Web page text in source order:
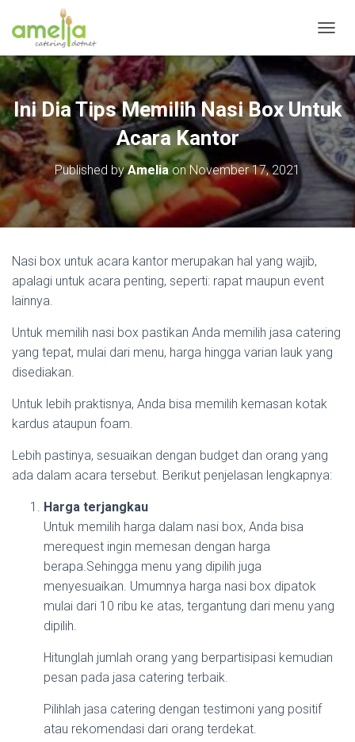
O
G
G
L
E
N
A
V
I
T
Ini Dia Tips Memilih Nasi Box Untuk
Acara Kantor
Published byAmelia onNovember 17, 2021
Nasi box untuk acara kantor merupakan hal yang wajib,
apalagi untuk acara penting, seperti: rapat maupun event
lainnya.
Untuk memilih nasi box pastikan Anda memilih jasa catering
yang tepat, mulai dari menu, harga hingga varian lauk yang
disediakan.
Untuk lebih praktisnya, Anda bisa memilih kemasan kotak
kardus ataupun foam.
Lebih pastinya, sesuaikan dengan budget dan orang yang
ada dalam acara tersebut. Berikut penjelasan lengkapnya:
Harga terjangkau
Untuk memilih harga dalam nasi box, Anda bisa
merequest ingin memesan dengan harga
berapa.Sehingga menu yang dipilih juga
menyesuaikan. Umumnya harga nasi box dipatok
mulai dari 10 ribu ke atas, tergantung dari menu yang
dipilih.
Hitunglah jumlah orang yang berpartisipasi kemudian
pesan pada jasa catering terbaik.
Pilihlah jasa catering dengan testimoni yang positif
atau rekomendasi dari orang terdekat.